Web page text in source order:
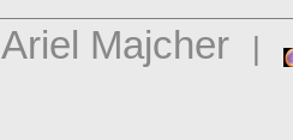
Ariel Majcher |